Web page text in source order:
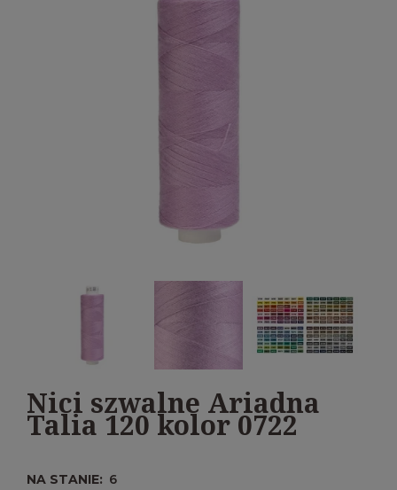
Nici szwalne Ariadna
Talia 120 kolor 0722
NA STANIE: 6